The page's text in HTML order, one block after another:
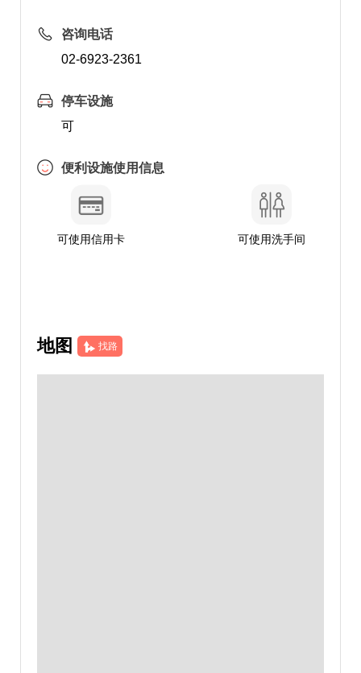
咨询电话
02-6923-2361
停车设施
可
便利设施使用信息
可使用信用卡 可使用洗手间
地图 找路